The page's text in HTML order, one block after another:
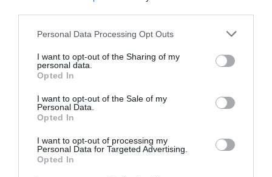
Personal Data Processing Opt Outs
I want to opt-out of the Sharing of my
personal data.
Opted In
I want to opt-out of the Sale of my
Personal Data.
Opted In
I want to opt-out of processing my
Personal Data for Targeted Advertising.
Opted In